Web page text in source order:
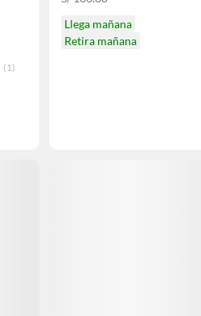
(1)
Llega mañana
Retira mañana